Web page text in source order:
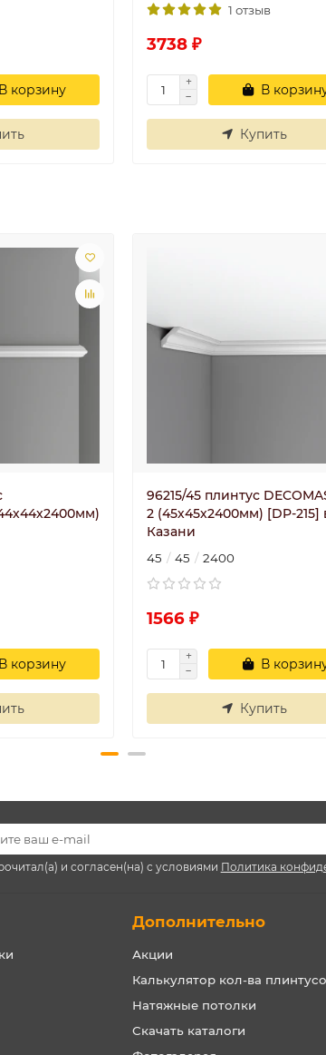
В корзину
1 отзыв
3738 ₽
В
Купить
В корзину
96215/45 плинтус
2 (45х45х2400мм) [DP-215]
Казани
45 45 2400
1566 ₽
В
Купить
и согласен(на) с условиями Политика
Дополнительно
Акции
Калькулятор кол-ва
Натяжные потолки
Скачать каталоги